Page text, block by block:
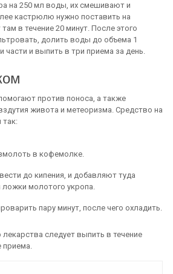
на 250 мл воды, их смешивают и
кастрюлю нужно поставить на
в течение 20 минут. После этого
долить воды до объема 1
части и выпить в три приема за день.
против поноса, а также
живота и метеоризма. Средство на
так:
в кофемолке.
до кипения, и добавляют туда
ложки молотого укропа.
пару минут, после чего охладить.
следует выпить в течение
приема.